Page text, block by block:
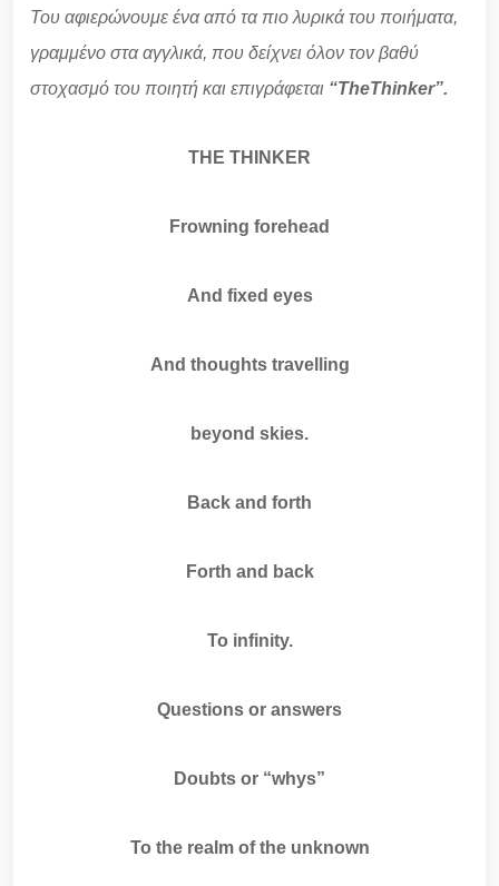
Του αφιερώνουμε ένα από τα πιο λυρικά του ποιήματα,
γραμμένο στα αγγλικά, που δείχνει όλον τον βαθύ
στοχασμό του ποιητή και επιγράφεται “TheThinker”.
THE THINKER
Frowning forehead
And fixed eyes
And thoughts travelling
beyond skies.
Back and forth
Forth and back
To infinity.
Questions or answers
Doubts or “whys”
To the realm of the unknown